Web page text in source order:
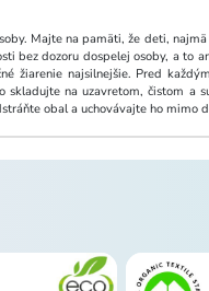
Majte na pamäti, že deti,
bez dozoru dospelej osoby, a to
žiarenie najsilnejšie. Pred
na uzavretom, čistom a
obal a uchovávajte ho mimo